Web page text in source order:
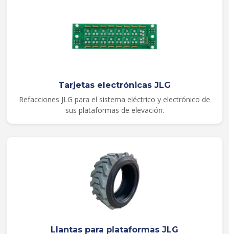
Tarjetas electrónicas JLG
Refacciones JLG para el sistema eléctrico y electrónico de
sus plataformas de elevación.
Llantas para plataformas JLG